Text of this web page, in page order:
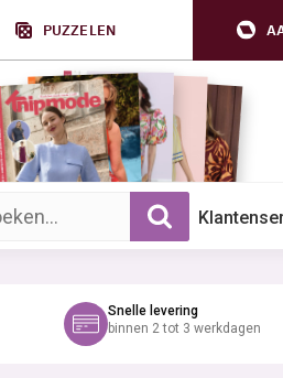
PUZZELEN
op trefwoord:
Snelle levering
binnen 2 tot 3 werkdagen